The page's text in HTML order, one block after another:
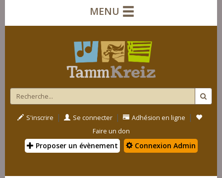
MENU
S'inscrire | Se connecter | Adhésion en ligne |
Faire un don
Proposer un évènement Connexion Admin